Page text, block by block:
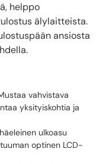
helppo
älylaitteista.
ansiosta
vahvistava
yksityiskohtia ja
ulkoasu
optinen LCD-